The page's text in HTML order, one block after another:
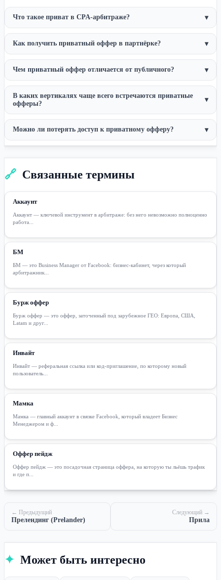
Что такое приват в CPA-арбитраже? ▾
Как получить приватный оффер в партнёрке? ▾
Чем приватный оффер отличается от публичного? ▾
В каких вертикалях чаще всего встречаются приватные
офферы?
▾
Можно ли потерять доступ к приватному офферу? ▾
🔗 Связанные термины
Аккаунт
Аккаунт — ключевой инструмент в арбитраже: без него невозможно полноценно
работа...
БМ
БМ — это Business Manager от Facebook: бизнес-кабинет, через который
арбитражник...
Бурж оффер
Бурж оффер — это оффер, заточенный под зарубежное ГЕО: Европа, США,
Latam и друг...
Инвайт
Инвайт — реферальная ссылка или код-приглашение, по которому новый
пользователь...
Мамка
Мамка — главный аккаунт в связке Facebook, который владеет Бизнес
Менеджером и ф...
Оффер пейдж
Оффер пейдж — это посадочная страница оффера, на которую ты льёшь трафик
и где п...
← Предыдущий
Прелендинг (Prelander)
Следующий →
Прила
✦ Может быть интересно